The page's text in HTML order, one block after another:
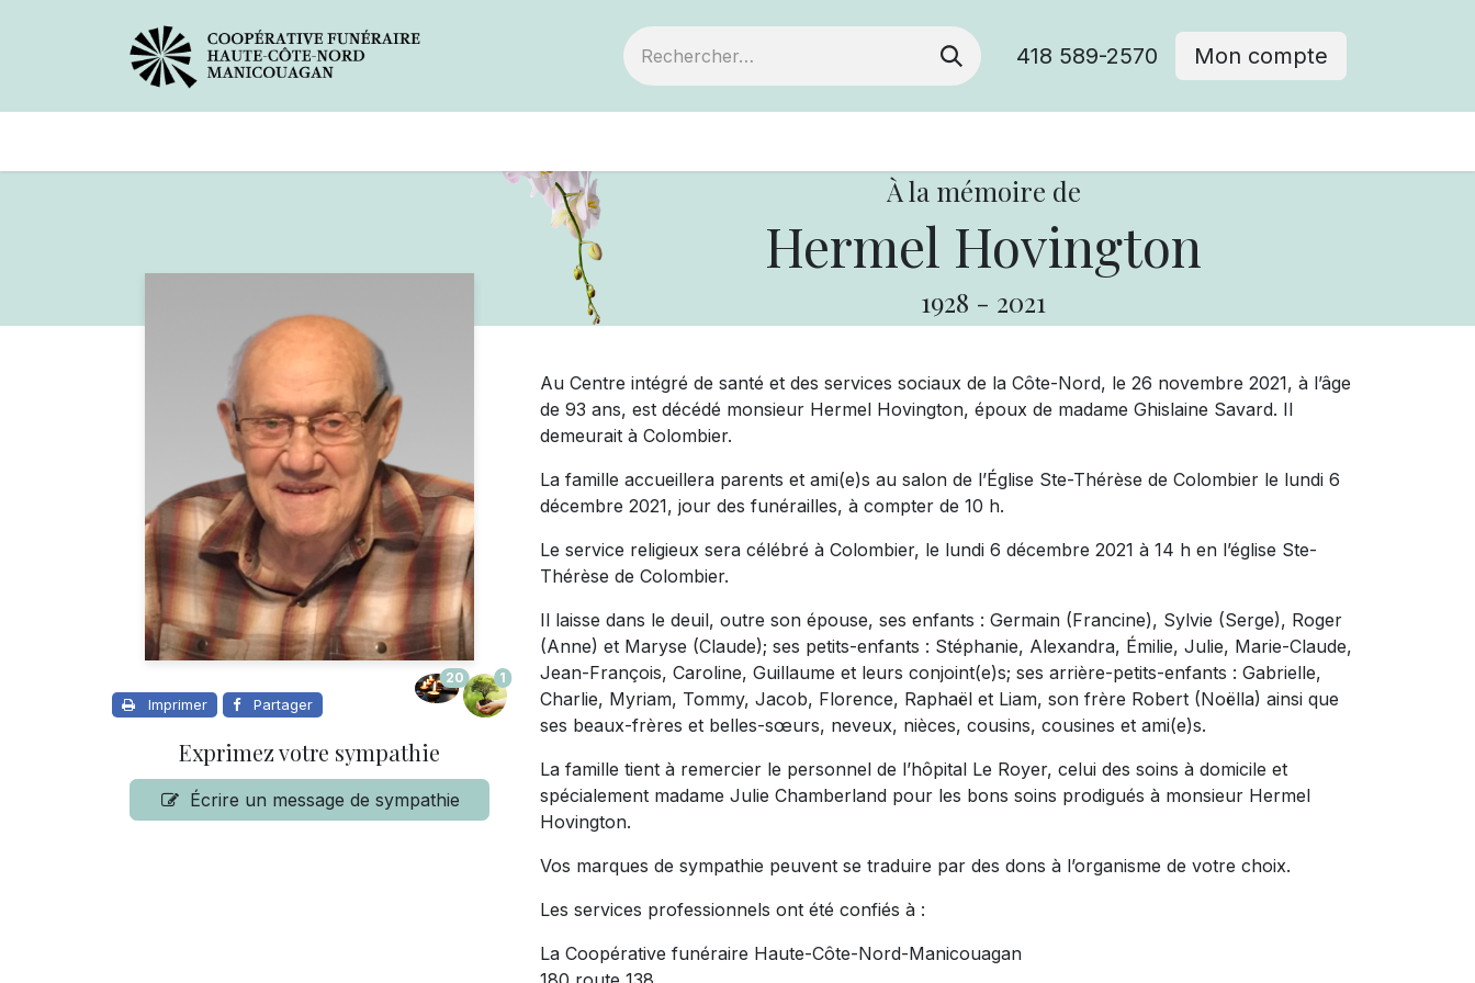
418 589-2570 Mon compte
À la mémoire de
Hermel Hovington
1928 - 2021
Imprimer Partager
20 1
Exprimez votre sympathie
Écrire un message de sympathie
Au Centre intégré de santé et des services sociaux de la Côte-Nord, le 26 novembre 2021, à l’âge
de 93 ans, est décédé monsieur Hermel Hovington, époux de madame Ghislaine Savard. Il
demeurait à Colombier.
La famille accueillera parents et ami(e)s au salon de l’Église Ste-Thérèse de Colombier le lundi 6
décembre 2021, jour des funérailles, à compter de 10 h.
Le service religieux sera célébré à Colombier, le lundi 6 décembre 2021 à 14 h en l’église Ste-
Thérèse de Colombier.
Il laisse dans le deuil, outre son épouse, ses enfants : Germain (Francine), Sylvie (Serge), Roger
(Anne) et Maryse (Claude); ses petits-enfants : Stéphanie, Alexandra, Émilie, Julie, Marie-Claude,
Jean-François, Caroline, Guillaume et leurs conjoint(e)s; ses arrière-petits-enfants : Gabrielle,
Charlie, Myriam, Tommy, Jacob, Florence, Raphaël et Liam, son frère Robert (Noëlla) ainsi que
ses beaux-frères et belles-sœurs, neveux, nièces, cousins, cousines et ami(e)s.
La famille tient à remercier le personnel de l’hôpital Le Royer, celui des soins à domicile et
spécialement madame Julie Chamberland pour les bons soins prodigués à monsieur Hermel
Hovington.
Vos marques de sympathie peuvent se traduire par des dons à l’organisme de votre choix.
Les services professionnels ont été confiés à :
La Coopérative funéraire Haute-Côte-Nord-Manicouagan